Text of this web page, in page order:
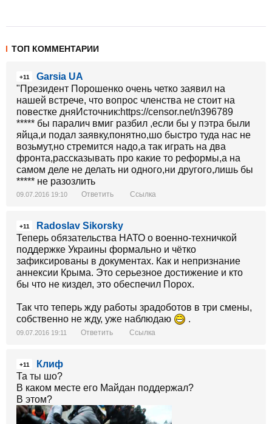
ТОП КОММЕНТАРИИ
+11
Garsia UA
"Президент Порошенко очень четко заявил на
нашей встрече, что вопрос членства не стоит на
повестке дняИсточник:https://censor.net/n396789
***** бы паралич вмиг разбил ,если бы у пэтра были
яйца,и подал заявку,понятно,шо быстро туда нас не
возьмут,но стремится надо,а так играть на два
фронта,рассказывать про какие то реформы,а на
самом деле не делать ни одного,ни другого,лишь бы
***** не разозлить
09.07.2016 19:10 Ответить Ссылка
+11
Radoslav Sikorsky
Теперь обязательства НАТО о военно-техничкой
поддержке Украины формально и чётко
зафиксированы в документах. Как и непризнание
аннексии Крыма. Это серьезное достижение и кто
бы что не киздел, это обеспечил Порох.
Так что теперь жду работы зрадоботов в три смены,
собственно не жду, уже наблюдаю
.
09.07.2016 19:11 Ответить Ссылка
+11
Клиф
Та ты шо?
В каком месте его Майдан поддержал?
В этом?